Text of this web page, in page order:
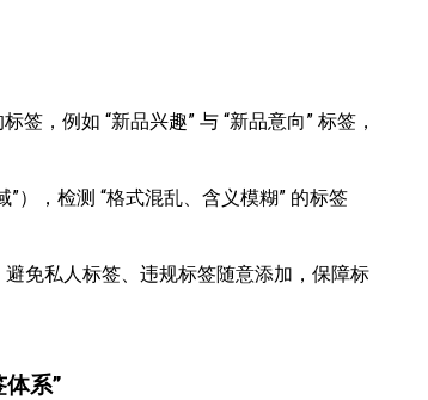
签，例如 “新品兴趣” 与 “新品意向” 标签，
），检测 “格式混乱、含义模糊” 的标签
免私人标签、违规标签随意添加，保障标
系”